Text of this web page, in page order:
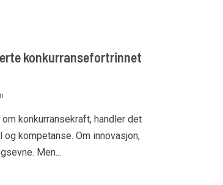
konkurransefortrinnet
konkurransekraft, handler det
kompetanse. Om innovasjon,
Men...